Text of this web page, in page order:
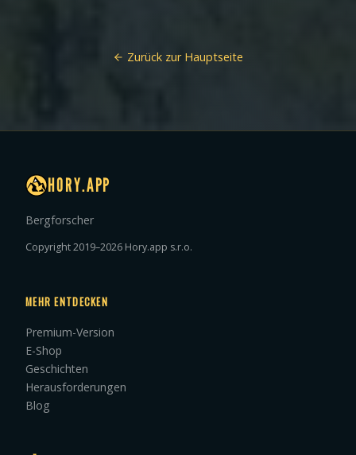
Zurück zur Hauptseite
HORY.APP
Bergforscher
Copyright 2019–2026 Hory.app s.r.o.
MEHR ENTDECKEN
Premium-Version
E-Shop
Geschichten
Herausforderungen
Blog